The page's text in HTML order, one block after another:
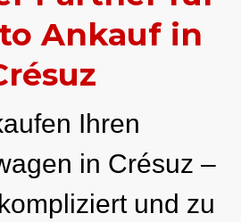
Ankauf in
Ihren
in Crésuz –
und zu